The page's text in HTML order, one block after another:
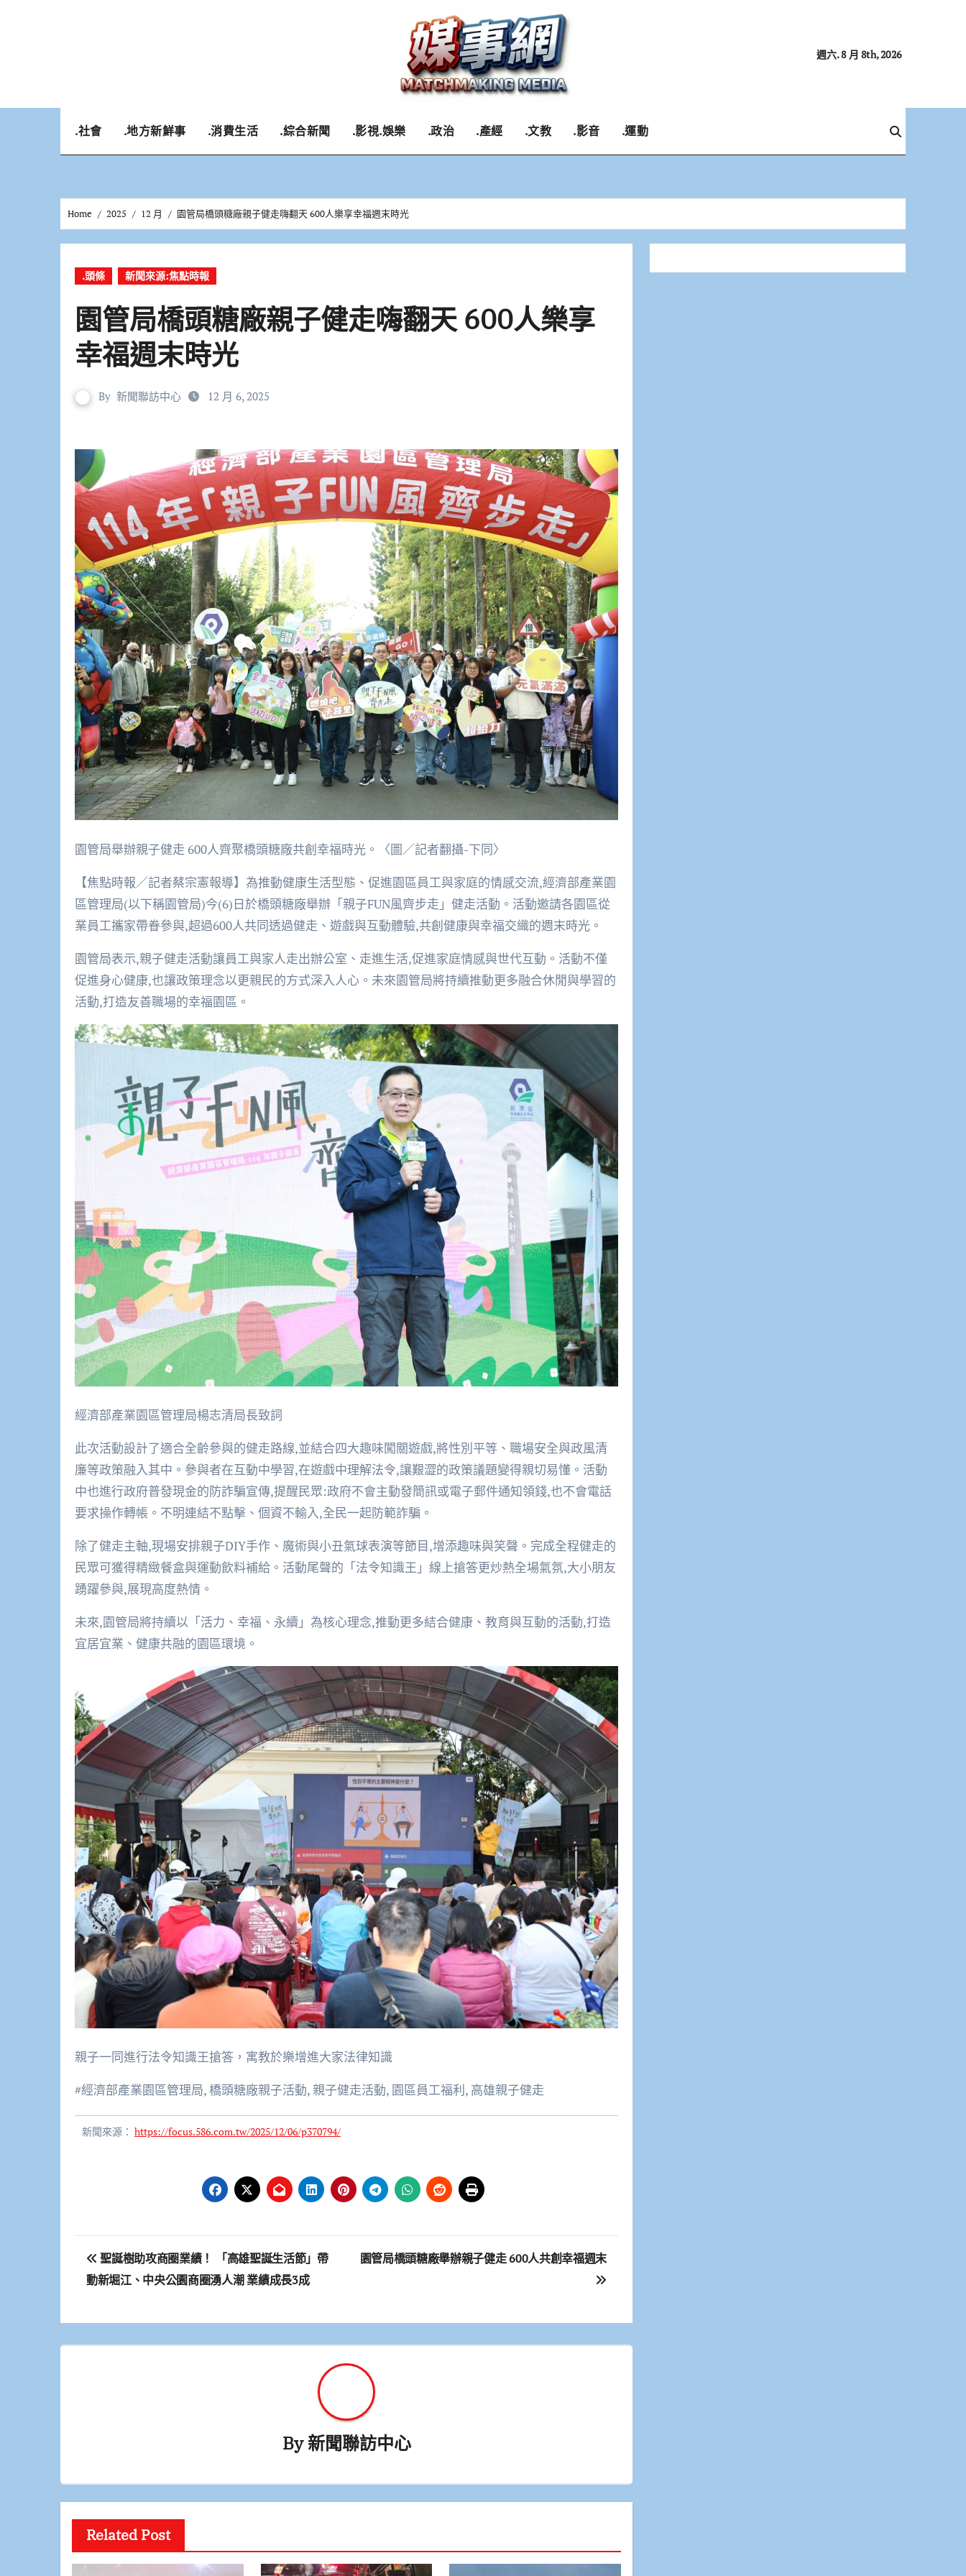
週六. 8 月 8th, 2026
.社會 .地方新鮮事 .消費生活 .綜合新聞 .影視.娛樂 .政治 .產經 .文教 .影音 .運動
Home 2025 12 月 園管局橋頭糖廠親子健走嗨翻天 600人樂享幸福週末時光
.頭條 新聞來源:焦點時報
園管局橋頭糖廠親子健走嗨翻天 600人樂享
幸福週末時光
By 新聞聯訪中心 12 月 6, 2025
園管局舉辦親子健走 600人齊聚橋頭糖廠共創幸福時光。〈圖／記者翻攝-下同〉
【焦點時報／記者蔡宗憲報導】為推動健康生活型態、促進園區員工與家庭的情感交流,經濟部產業園
區管理局(以下稱園管局)今(6)日於橋頭糖廠舉辦「親子FUN風齊步走」健走活動。活動邀請各園區從
業員工攜家帶眷參與,超過600人共同透過健走、遊戲與互動體驗,共創健康與幸福交織的週末時光。
園管局表示,親子健走活動讓員工與家人走出辦公室、走進生活,促進家庭情感與世代互動。活動不僅
促進身心健康,也讓政策理念以更親民的方式深入人心。未來園管局將持續推動更多融合休閒與學習的
活動,打造友善職場的幸福園區。
經濟部產業園區管理局楊志清局長致詞
此次活動設計了適合全齡參與的健走路線,並結合四大趣味闖關遊戲,將性別平等、職場安全與政風清
廉等政策融入其中。參與者在互動中學習,在遊戲中理解法令,讓艱澀的政策議題變得親切易懂。活動
中也進行政府普發現金的防詐騙宣傳,提醒民眾:政府不會主動發簡訊或電子郵件通知領錢,也不會電話
要求操作轉帳。不明連結不點擊、個資不輸入,全民一起防範詐騙。
除了健走主軸,現場安排親子DIY手作、魔術與小丑氣球表演等節目,增添趣味與笑聲。完成全程健走的
民眾可獲得精緻餐盒與運動飲料補給。活動尾聲的「法令知識王」線上搶答更炒熱全場氣氛,大小朋友
踴躍參與,展現高度熱情。
未來,園管局將持續以「活力、幸福、永續」為核心理念,推動更多結合健康、教育與互動的活動,打造
宜居宜業、健康共融的園區環境。
親子一同進行法令知識王搶答，寓教於樂增進大家法律知識
#經濟部產業園區管理局, 橋頭糖廠親子活動, 親子健走活動, 園區員工福利, 高雄親子健走
新聞來源： https://focus.586.com.tw/2025/12/06/p370794/
文
章
覽
聖誕樹助攻商圈業績！ 「高雄聖誕生活節」帶
動新堀江、中央公園商圈湧人潮 業績成長3成
園管局橋頭糖廠舉辦親子健走 600人共創幸福週末
By新聞聯訪中心
Related Post